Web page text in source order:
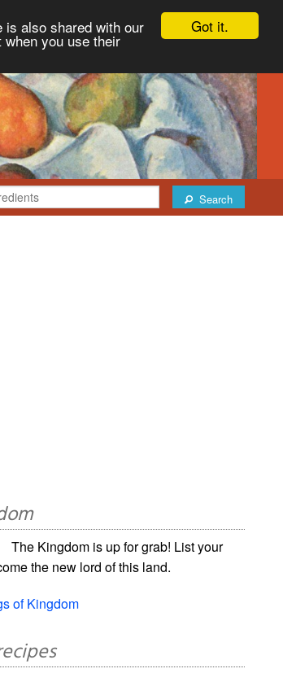
Got it.
is also shared with our
you use their
Search
The Kingdom is up for grab! List your
the new lord of this land.
of Kingdom